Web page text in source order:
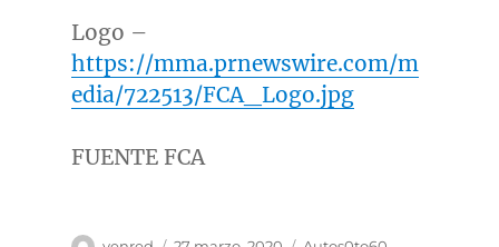
Logo –
https://mma.prnewswire.com/m
edia/722513/FCA_Logo.jpg
FUENTE FCA